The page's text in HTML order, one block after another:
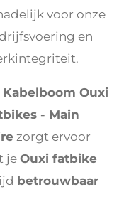
voor onze
en
Kabelboom Ouxi
- Main
zorgt ervoor
jeOuxi fatbike
betrouwbaar